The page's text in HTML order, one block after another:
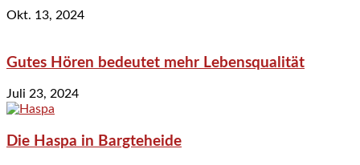
Okt. 13, 2024
Gutes Hören bedeutet mehr Lebensqualität
Juli 23, 2024
Die Haspa in Bargteheide